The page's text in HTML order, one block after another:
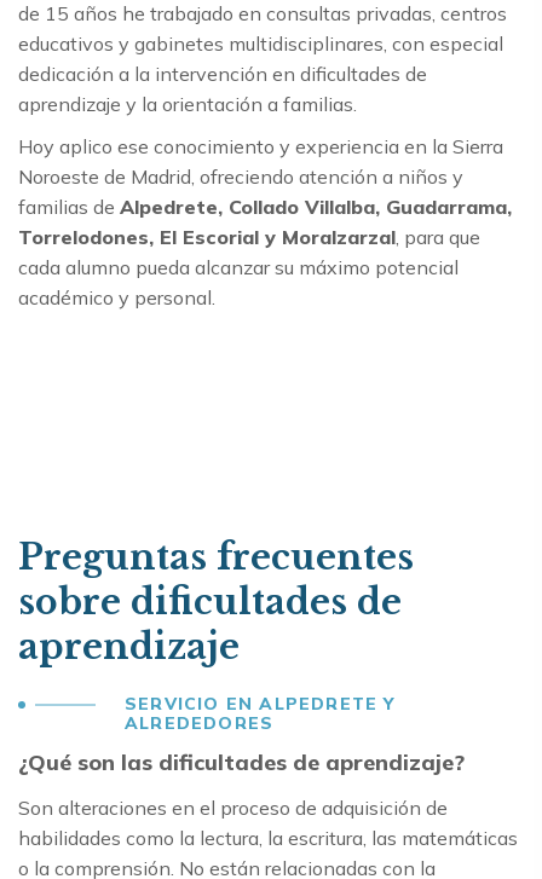
de 15 años he trabajado en consultas privadas, centros
educativos y gabinetes multidisciplinares, con especial
dedicación a la intervención en dificultades de
aprendizaje y la orientación a familias.
Hoy aplico ese conocimiento y experiencia en la Sierra
Noroeste de Madrid, ofreciendo atención a niños y
familias de Alpedrete, Collado Villalba, Guadarrama,
Torrelodones, El Escorial y Moralzarzal, para que
cada alumno pueda alcanzar su máximo potencial
académico y personal.
Preguntas frecuentes
sobre dificultades de
aprendizaje
SERVICIO EN ALPEDRETE Y
ALREDEDORES
¿Qué son las dificultades de aprendizaje?
Son alteraciones en el proceso de adquisición de
habilidades como la lectura, la escritura, las matemáticas
o la comprensión. No están relacionadas con la